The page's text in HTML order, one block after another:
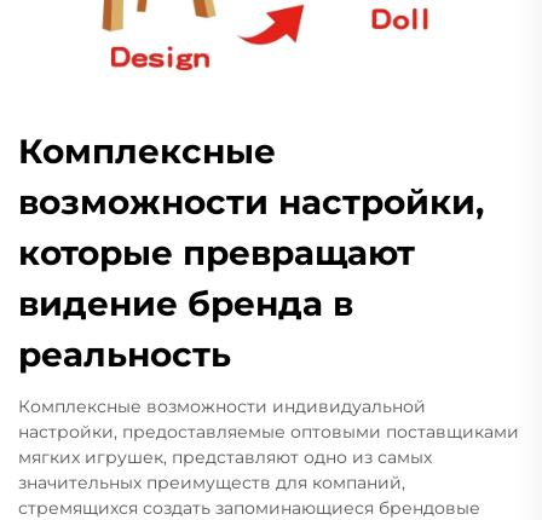
Комплексные
возможности настройки,
которые превращают
видение бренда в
реальность
Комплексные возможности индивидуальной
настройки, предоставляемые оптовыми поставщиками
мягких игрушек, представляют одно из самых
значительных преимуществ для компаний,
стремящихся создать запоминающиеся брендовые